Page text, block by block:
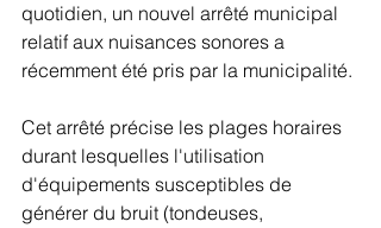
quotidien, un nouvel arrêté municipal
relatif aux nuisances sonores a
récemment été pris par la municipalité.
Cet arrêté précise les plages horaires
durant lesquelles l'utilisation
d'équipements susceptibles de
générer du bruit (tondeuses,